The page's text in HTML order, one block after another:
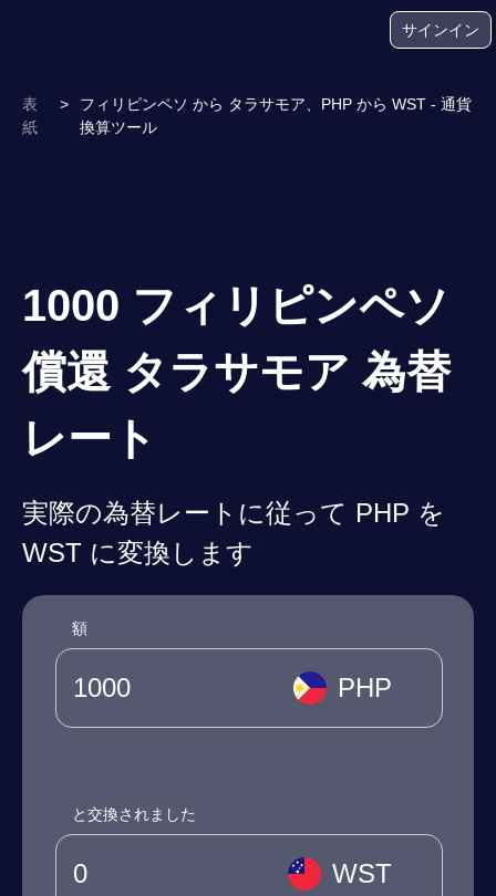
サインイン
表
紙
>
フィリピンペソ から タラサモア、PHP から WST - 通貨
換算ツール
1000 フィリピンペソ
償還 タラサモア 為替
レート
実際の為替レートに従って PHP を
WST に変換します
額
PHP
と交換されました
WST